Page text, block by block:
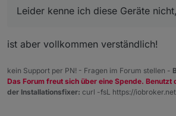
Leider kenne ich diese Geräte
ist aber vollkommen verständlich!
kein Support per PN! - Fragen im Forum stellen -
Das Forum freut sich über eine Spende.
der Installationsfixer: curl -fsL https://